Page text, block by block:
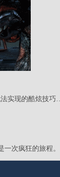
实现的酷炫技巧…
次疯狂的旅程。